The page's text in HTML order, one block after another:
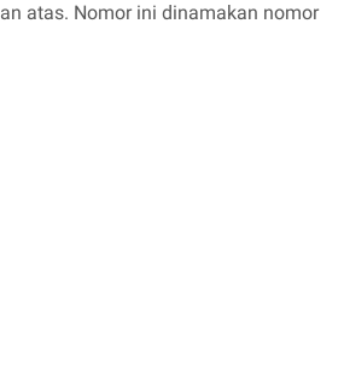
atas. Nomor ini dinamakan nomor